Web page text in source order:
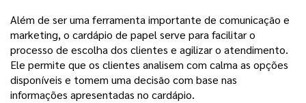
Além de ser uma ferramenta importante de comunicação e
marketing, o cardápio de papel serve para facilitar o
processo de escolha dos clientes e agilizar o atendimento.
Ele permite que os clientes analisem com calma as opções
disponíveis e tomem uma decisão com base nas
informações apresentadas no cardápio.